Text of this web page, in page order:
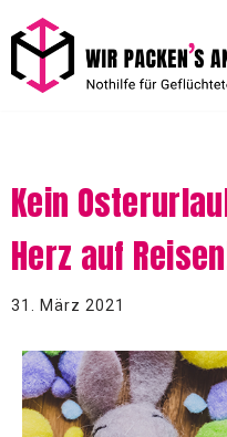
Zum
Inhalt
Kein
Herz auf
31. März 2021